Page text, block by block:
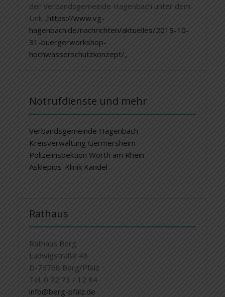
der Verbandsgemeinde Hagenbach unter dem
Link „https://www.vg-
hagenbach.de/nachrichten/aktuelles/2019-10-
31-buergerworkshop-
hochwasserschutzkonzept/„
Notrufdienste und mehr
Verbandsgemeinde Hagenbach
Kreisverwaltung Germersheim
Polizeiinspektion Wörth am Rhein
Asklepios-Klinik Kandel
Rathaus
Rathaus Berg
Ludwigstraße 48
D-76768 Berg/Pfalz
Tel. 0 72 73 / 12 84
info@berg-pfalz.de